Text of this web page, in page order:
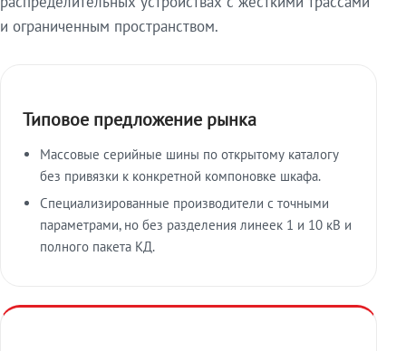
и ограниченным пространством.
Типовое предложение рынка
Массовые серийные шины по открытому каталогу
без привязки к конкретной компоновке шкафа.
Специализированные производители с точными
параметрами, но без разделения линеек 1 и 10 кВ и
полного пакета КД.